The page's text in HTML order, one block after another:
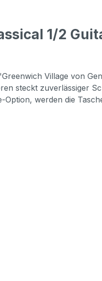
1/2
Village von
steckt zuverlässiger
werden die